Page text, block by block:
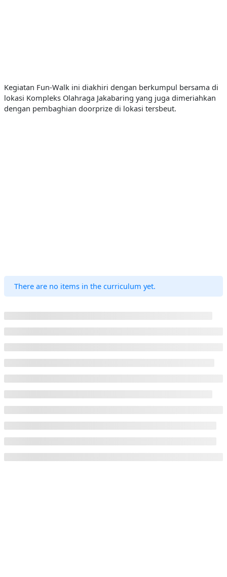
Kegiatan Fun-Walk ini diakhiri dengan berkumpul bersama di
lokasi Kompleks Olahraga Jakabaring yang juga dimeriahkan
dengan pembaghian doorprize di lokasi tersbeut.
There are no items in the curriculum yet.